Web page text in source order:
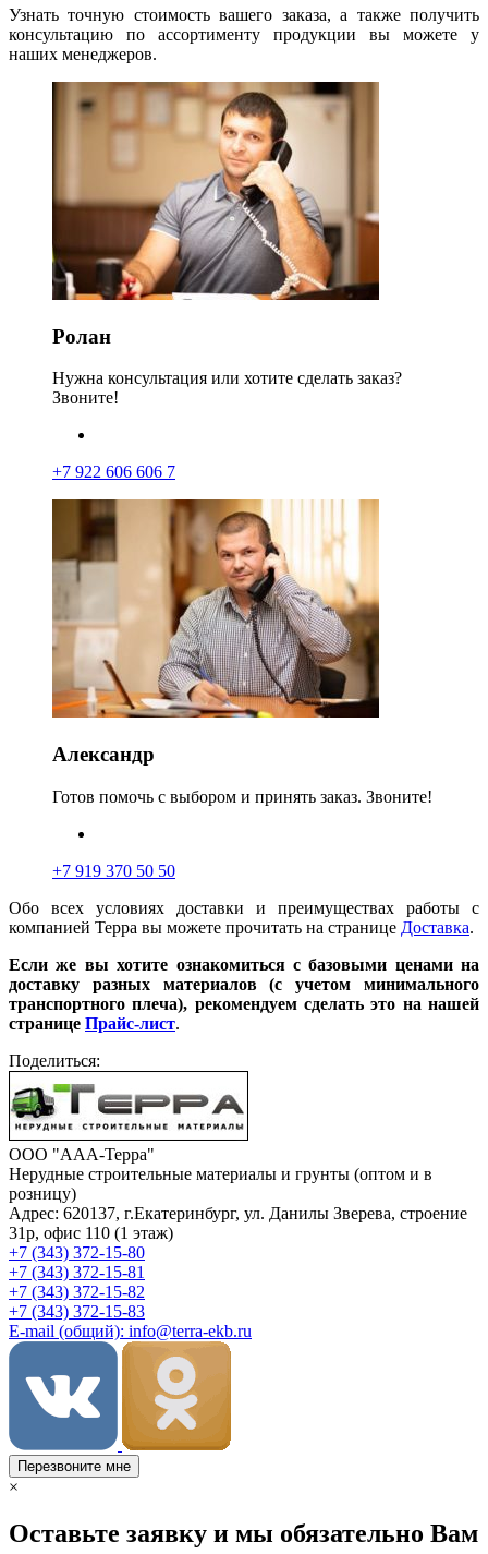
Узнать точную стоимость вашего заказа, а также получить
консультацию по ассортименту продукции вы можете у
наших менеджеров.
Ролан
Нужна консультация или хотите сделать заказ?
Звоните!
+7 922 606 606 7
Александр
Готов помочь с выбором и принять заказ. Звоните!
+7 919 370 50 50
Обо всех условиях доставки и преимуществах работы с
компанией Терра вы можете прочитать на странице Доставка.
Если же вы хотите ознакомиться с базовыми ценами на
доставку разных материалов (с учетом минимального
транспортного плеча), рекомендуем сделать это на нашей
странице Прайс-лист.
Поделиться:
ООО "ААА-Терра"
Нерудные строительные материалы и грунты (оптом и в
розницу)
Адрес: 620137, г.Екатеринбург, ул. Данилы Зверева, строение
31р, офис 110 (1 этаж)
+7 (343) 372-15-80
+7 (343) 372-15-81
+7 (343) 372-15-82
+7 (343) 372-15-83
E-mail (общий): info@terra-ekb.ru
Перезвоните мне
×
Оставьте заявку и мы обязательно Вам